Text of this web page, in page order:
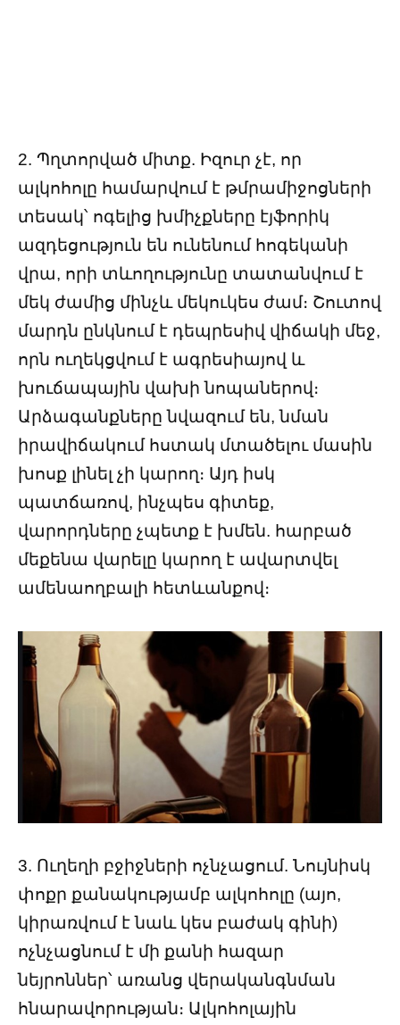
2. Պղտորված միտք. Իզուր չէ, որ
ալկոհոլը համարվում է թմրամիջոցների
տեսակ՝ ոգելից խմիչքները էյֆորիկ
ազդեցություն են ունենում հոգեկանի
վրա, որի տևողությունը տատանվում է
մեկ ժամից մինչև մեկուկես ժամ։ Շուտով
մարդն ընկնում է դեպրեսիվ վիճակի մեջ,
որն ուղեկցվում է ագրեսիայով և
խուճապային վախի նոպաներով։
Արձագանքները նվազում են, նման
իրավիճակում հստակ մտածելու մասին
խոսք լինել չի կարող։ Այդ իսկ
պատճառով, ինչպես գիտեք,
վարորդները չպետք է խմեն. հարբած
մեքենա վարելը կարող է ավարտվել
ամենաողբալի հետևանքով։
3. Ուղեղի բջիջների ոչնչացում. Նույնիսկ
փոքր քանակությամբ ալկոհոլը (այո,
կիրառվում է նաև կես բաժակ գինի)
ոչնչացնում է մի քանի հազար
նեյրոններ՝ առանց վերականգնման
հնարավորության։ Ալկոհոլային